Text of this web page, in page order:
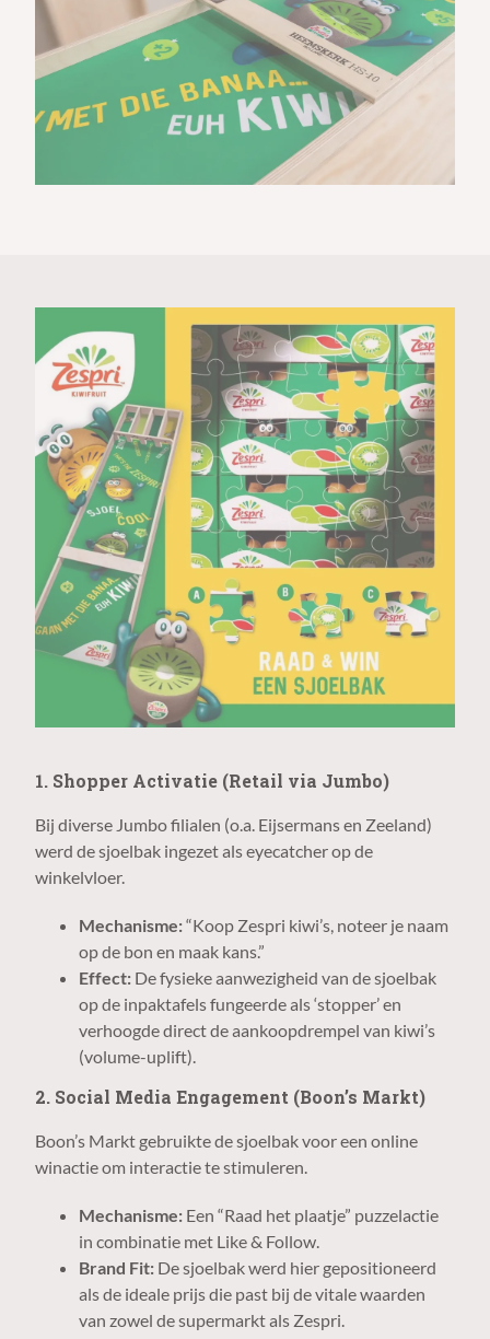
1. Shopper Activatie (Retail via Jumbo)
Bij diverse Jumbo filialen (o.a. Eijsermans en Zeeland)
werd de sjoelbak ingezet als eyecatcher op de
winkelvloer.
Mechanisme:“Koop Zespri kiwi’s, noteer je naam
op de bon en maak kans.”
Effect: De fysieke aanwezigheid van de sjoelbak
op de inpaktafels fungeerde als ‘stopper’ en
verhoogde direct de aankoopdrempel van kiwi’s
(volume-uplift).
2. Social Media Engagement (Boon’s Markt)
Boon’s Markt gebruikte de sjoelbak voor een online
winactie om interactie te stimuleren.
Mechanisme: Een “Raad het plaatje” puzzelactie
in combinatie met Like & Follow.
Brand Fit: De sjoelbak werd hier gepositioneerd
als de ideale prijs die past bij de vitale waarden
van zowel de supermarkt als Zespri.